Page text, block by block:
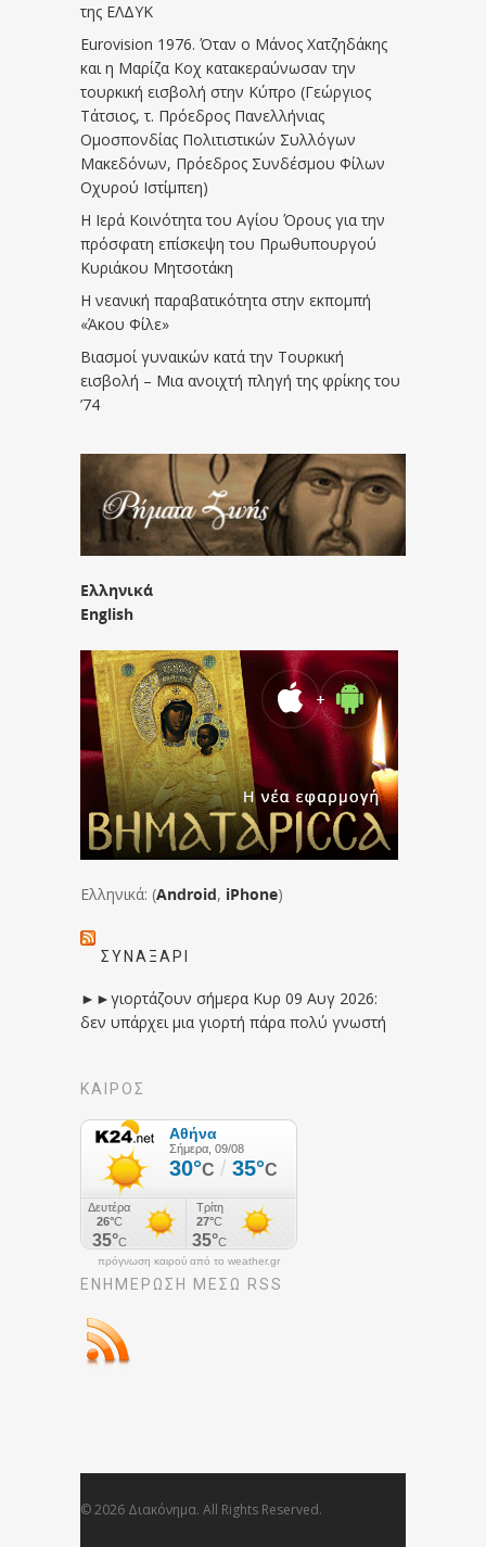
της ΕΛΔΥΚ
Eurovision 1976. Όταν ο Μάνος Χατζηδάκης
και η Μαρίζα Κοχ κατακεραύνωσαν την
τουρκική εισβολή στην Κύπρο (Γεώργιος
Τάτσιος, τ. Πρόεδρος Πανελλήνιας
Ομοσπονδίας Πολιτιστικών Συλλόγων
Μακεδόνων, Πρόεδρος Συνδέσμου Φίλων
Οχυρού Ιστίμπεη)
Η Ιερά Κοινότητα του Αγίου Όρους για την
πρόσφατη επίσκεψη του Πρωθυπουργού
Κυριάκου Μητσοτάκη
Η νεανική παραβατικότητα στην εκπομπή
«Άκου Φίλε»
Βιασμοί γυναικών κατά την Τουρκική
εισβολή – Μια ανοιχτή πληγή της φρίκης του
’74
Ελληνικά
English
Ελληνικά: (Android, iPhone)
ΣΥΝΑΞΆΡΙ
►►γιορτάζουν σήμερα Κυρ 09 Αυγ 2026:
δεν υπάρχει μια γιορτή πάρα πολύ γνωστή
ΚΑΙΡΟΣ
πρόγνωση καιρού από το weather.gr
ΕΝΗΜΈΡΩΣΉ ΜΕΣΩ RSS
© 2026 Διακόνημα. All Rights Reserved.